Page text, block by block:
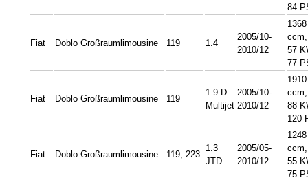
84
Fiat Doblo Großraumlimousine 119 1.4
2005/10-
2010/12
1368
ccm,
57
77
Fiat Doblo Großraumlimousine 119
1.9 D
Multijet
2005/10-
2010/12
1910
ccm,
88
120
Fiat Doblo Großraumlimousine 119, 223
1.3
JTD
2005/05-
2010/12
1248
ccm,
55
75